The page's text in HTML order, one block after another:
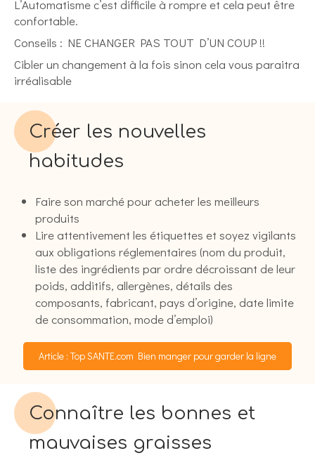
L’Automatisme c’est difficile à rompre et cela peut être
confortable.
Conseils : NE CHANGER PAS TOUT D’UN COUP !!
Cibler un changement à la fois sinon cela vous paraitra
irréalisable
Créer les nouvelles
habitudes
Faire son marché pour acheter les meilleurs
produits
Lire attentivement les étiquettes et soyez vigilants
aux obligations réglementaires (nom du produit,
liste des ingrédients par ordre décroissant de leur
poids, additifs, allergènes, détails des
composants, fabricant, pays d’origine, date limite
de consommation, mode d’emploi)
Article : Top SANTE.com Bien manger pour garder la ligne
Connaître les bonnes et
mauvaises graisses